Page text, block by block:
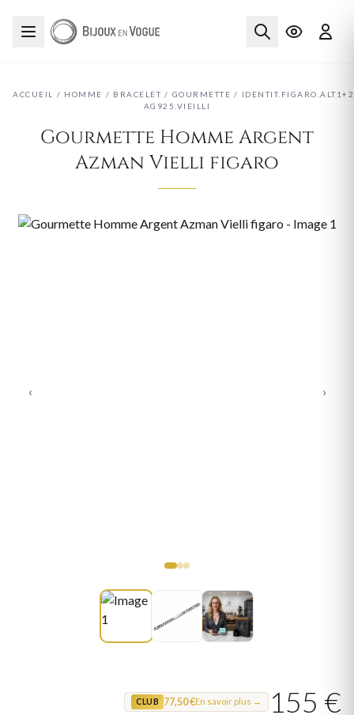
ACCUEIL / HOMME / BRACELET / GOURMETTE / IDENTIT.FIGARO.ALT1+2
AG925.VIEILLI
Gourmette Homme Argent
Azman Vielli figaro
‹ ›
CLUB 77,50 €En savoir plus → 155 €